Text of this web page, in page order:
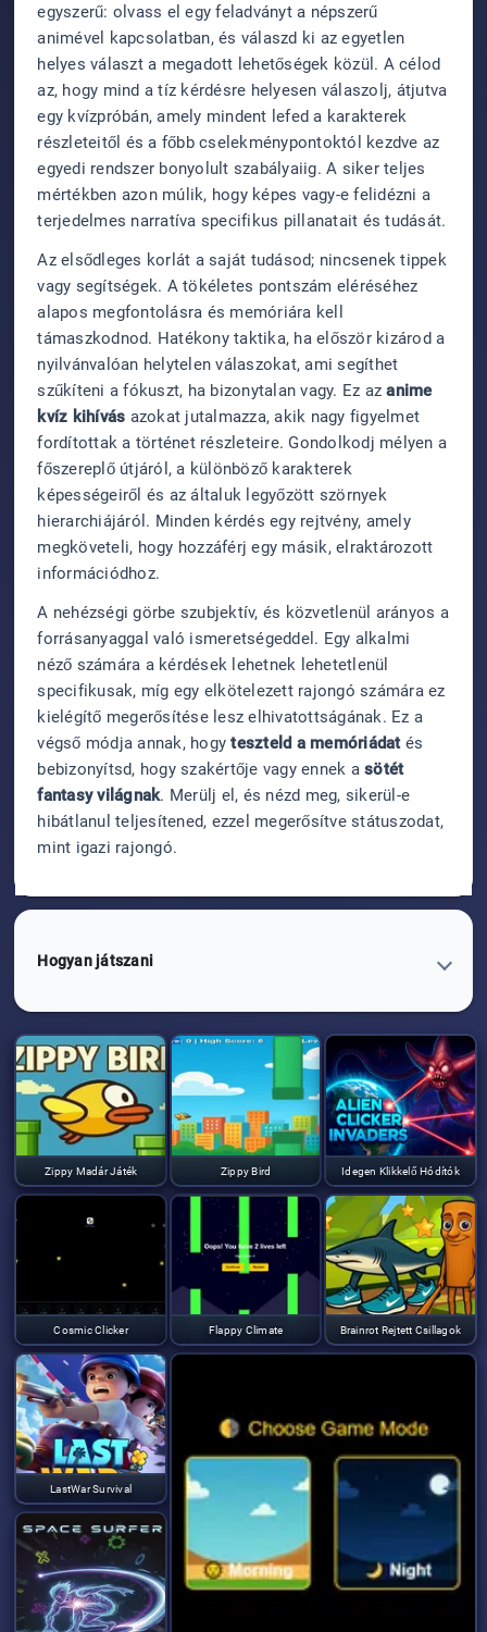
egyszerű: olvass el egy feladványt a népszerű
animével kapcsolatban, és válaszd ki az egyetlen
helyes választ a megadott lehetőségek közül. A célod
az, hogy mind a tíz kérdésre helyesen válaszolj, átjutva
egy kvízpróbán, amely mindent lefed a karakterek
részleteitől és a főbb cselekménypontoktól kezdve az
egyedi rendszer bonyolult szabályaiig. A siker teljes
mértékben azon múlik, hogy képes vagy-e felidézni a
terjedelmes narratíva specifikus pillanatait és tudását.
Az elsődleges korlát a saját tudásod; nincsenek tippek
vagy segítségek. A tökéletes pontszám eléréséhez
alapos megfontolásra és memóriára kell
támaszkodnod. Hatékony taktika, ha először kizárod a
nyilvánvalóan helytelen válaszokat, ami segíthet
szűkíteni a fókuszt, ha bizonytalan vagy. Ez azanime
kvíz kihívás azokat jutalmazza, akik nagy figyelmet
fordítottak a történet részleteire. Gondolkodj mélyen a
főszereplő útjáról, a különböző karakterek
képességeiről és az általuk legyőzött szörnyek
hierarchiájáról. Minden kérdés egy rejtvény, amely
megköveteli, hogy hozzáférj egy másik, elraktározott
információdhoz.
A nehézségi görbe szubjektív, és közvetlenül arányos a
forrásanyaggal való ismeretségeddel. Egy alkalmi
néző számára a kérdések lehetnek lehetetlenül
specifikusak, míg egy elkötelezett rajongó számára ez
kielégítő megerősítése lesz elhivatottságának. Ez a
végső módja annak, hogyteszteld a memóriádatés
bebizonyítsd, hogy szakértője vagy ennek asötét
fantasy világnak. Merülj el, és nézd meg, sikerül-e
hibátlanul teljesítened, ezzel megerősítve státuszodat,
mint igazi rajongó.
Hogyan játszani
Zippy Madár Játék Zippy Bird Idegen Klikkelő Hódítók
Cosmic Clicker Flappy Climate Brainrot Rejtett Csillagok
LastWar Survival